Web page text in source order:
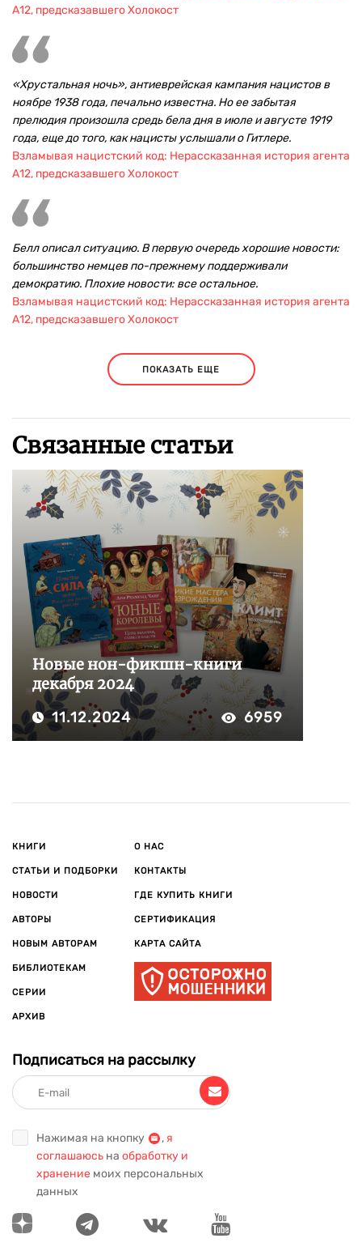
А12, предсказавшего Холокост
«Хрустальная ночь», антиеврейская кампания нацистов в
ноябре 1938 года, печально известна. Но ее забытая
прелюдия произошла средь бела дня в июле и августе 1919
года, еще до того, как нацисты услышали о Гитлере.
Взламывая нацистский код: Нерассказанная история агента
А12, предсказавшего Холокост
Белл описал ситуацию. В первую очередь хорошие новости:
большинство немцев по-прежнему поддерживали
демократию. Плохие новости: все остальное.
Взламывая нацистский код: Нерассказанная история агента
А12, предсказавшего Холокост
ПОКАЗАТЬ ЕЩЕ
Связанные статьи
Новые нон-фикшн-книги
декабря 2024
11.12.2024 6959
КНИГИ
СТАТЬИ И ПОДБОРКИ
НОВОСТИ
АВТОРЫ
НОВЫМ АВТОРАМ
БИБЛИОТЕКАМ
СЕРИИ
АРХИВ
О НАС
КОНТАКТЫ
ГДЕ КУПИТЬ КНИГИ
СЕРТИФИКАЦИЯ
КАРТА САЙТА
Подписаться на рассылку
Нажимая на кнопку , я
соглашаюсь на обработку и
хранение моих персональных
данных